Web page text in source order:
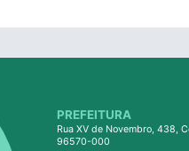
PREFEITURA
Rua XV de Novembro, 438,
96570-000